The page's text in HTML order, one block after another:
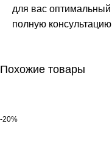
для вас
полную
Похожие товары
-20%